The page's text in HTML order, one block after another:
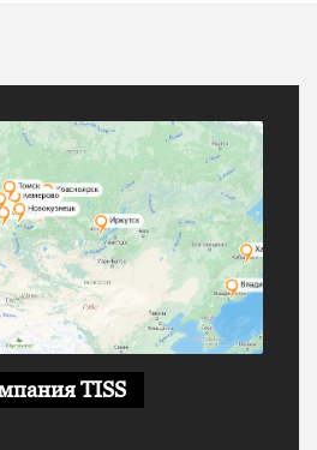
TISS